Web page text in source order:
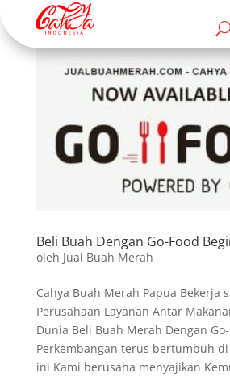
Beli Buah Dengan Go-Food
oleh Jual Buah Merah
Cahya Buah Merah Papua Bekerja
Perusahaan Layanan Antar
Dunia Beli Buah Merah Dengan
Perkembangan terus bertumbuh
ini Kami berusaha menyajikan